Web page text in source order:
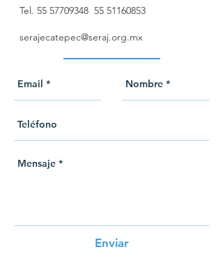
Tel. 55 57709348 55 51160853
serajecatepec@seraj.org.mx
Enviar